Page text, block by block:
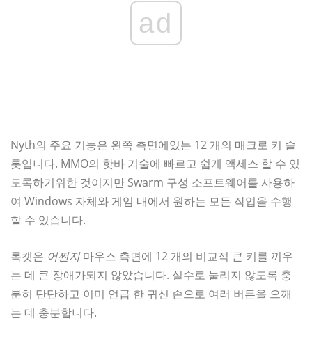
ad
Nyth의 주요 기능은 왼쪽 측면에있는 12 개의 매크로 키 슬
롯입니다. MMO의 핫바 기술에 빠르고 쉽게 액세스 할 수 있
도록하기위한 것이지만 Swarm 구성 소프트웨어를 사용하
여 Windows 자체와 게임 내에서 원하는 모든 작업을 수행
할 수 있습니다.
록캣은 어쩐지마우스 측면에 12 개의 비교적 큰 키를 끼우
는 데 큰 장애가되지 않았습니다. 실수로 눌리지 않도록 충
분히 단단하고 이미 언급 한 귀신 손으로 여러 버튼을 으깨
는 데 충분합니다.